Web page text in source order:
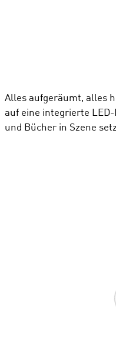
Alles aufgeräumt, alles
auf eine integrierte LED-
und Bücher in Szene